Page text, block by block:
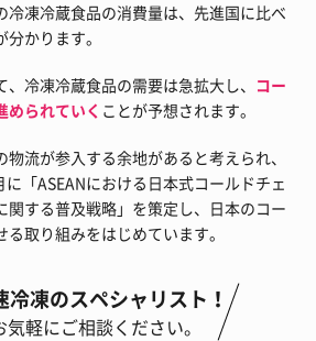
冷凍冷蔵食品の消費量は、先進国に比べ
かります。
冷凍冷蔵食品の需要は急拡大し、 コー
められていく ことが予想されます。
流が参入する余地があると考えられ、
「ASEANにおける日本式コールドチェ
関する普及戦略」を策定し、日本のコー
取り組みをはじめています。
冷凍のスペシャリスト！
気軽にご相談ください。